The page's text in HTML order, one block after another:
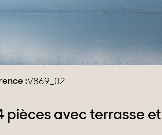
Réhabilitations & Terrains
:V869_02
pièces avec terrasse et